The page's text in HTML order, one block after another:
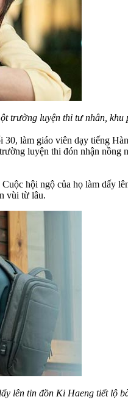
trường luyện thi tư nhân,
30, làm giáo viên dạy tiếng
luyện thi đón nhận nồng
hội ngộ của họ làm dấy
vùi từ lâu.
lên tin đồn Ki Haeng tiết lộ